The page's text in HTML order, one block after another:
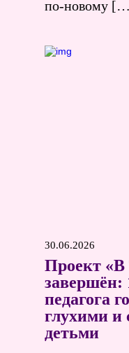
по‑новому
30.06.2026
Проект
завершён:
педагога
глухими
детьми